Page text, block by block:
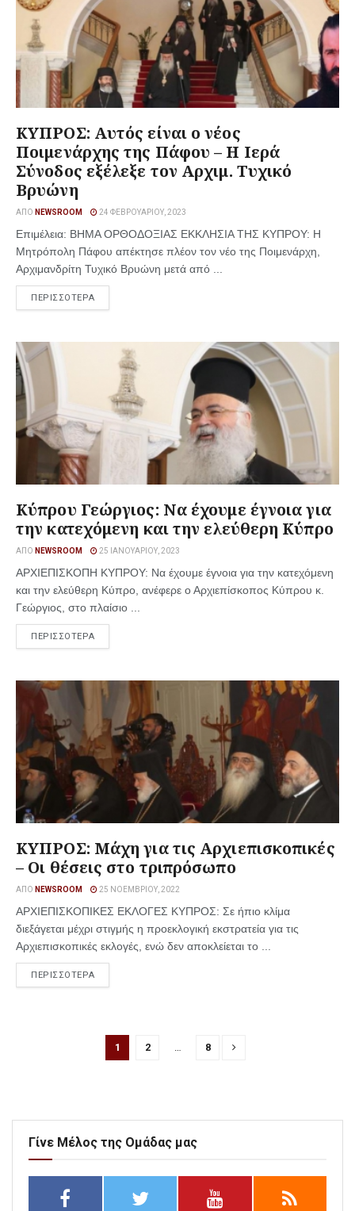
ΚΥΠΡΟΣ: Αυτός είναι ο νέος
Ποιμενάρχης της Πάφου – Η Ιερά
Σύνοδος εξέλεξε τον Αρχιμ. Τυχικό
Βρυώνη
ΑΠΌ NEWSROOM 24 ΦΕΒΡΟΥΑΡΊΟΥ, 2023
Επιμέλεια: ΒΗΜΑ ΟΡΘΟΔΟΞΙΑΣ ΕΚΚΛΗΣΙΑ ΤΗΣ ΚΥΠΡΟΥ: Η
Μητρόπολη Πάφου απέκτησε πλέον τον νέο της Ποιμενάρχη,
Αρχιμανδρίτη Τυχικό Βρυώνη μετά από ...
ΠΕΡΙΣΣΟΤΕΡΑ
Κύπρου Γεώργιος: Να έχουμε έγνοια για
την κατεχόμενη και την ελεύθερη Κύπρο
ΑΠΌ NEWSROOM 25 ΙΑΝΟΥΑΡΊΟΥ, 2023
ΑΡΧΙΕΠΙΣΚΟΠΗ ΚΥΠΡΟΥ: Να έχουμε έγνοια για την κατεχόμενη
και την ελεύθερη Κύπρο, ανέφερε ο Αρχιεπίσκοπος Κύπρου κ.
Γεώργιος, στο πλαίσιο ...
ΠΕΡΙΣΣΟΤΕΡΑ
ΚΥΠΡΟΣ: Μάχη για τις Αρχιεπισκοπικές
– Οι θέσεις στο τριπρόσωπο
ΑΠΌ NEWSROOM 25 ΝΟΕΜΒΡΊΟΥ, 2022
ΑΡΧΙΕΠΙΣΚΟΠΙΚΕΣ ΕΚΛΟΓΕΣ ΚΥΠΡΟΣ: Σε ήπιο κλίμα
διεξάγεται μέχρι στιγμής η προεκλογική εκστρατεία για τις
Αρχιεπισκοπικές εκλογές, ενώ δεν αποκλείεται το ...
ΠΕΡΙΣΣΟΤΕΡΑ
1 2 … 8
Γίνε Μέλος της Ομάδας μας